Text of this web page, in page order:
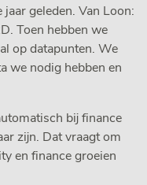
geleden. Van Loon:
Toen hebben we
op datapunten. We
we nodig hebben en
bij finance
zijn. Dat vraagt om
en finance groeien